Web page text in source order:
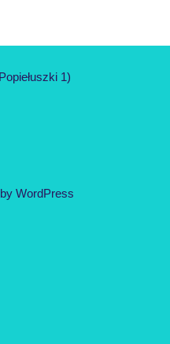
1)
WordPress